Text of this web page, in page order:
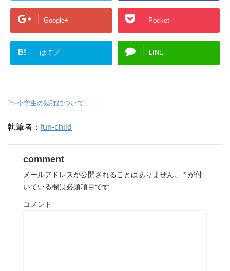
Google+ Pocket
B! はてブ LINE
-小学生の勉強について
執筆者： fun-child
comment
メールアドレスが公開されることはありません。 * が付
いている欄は必須項目です
コメント